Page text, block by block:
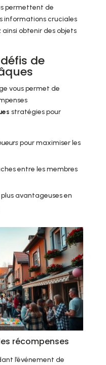
permettent de
informations cruciales
ainsi obtenir des objets
de
vous permet de
stratégies pour
pour maximiser les
entre les membres
plus avantageuses en
récompenses
l’événement de